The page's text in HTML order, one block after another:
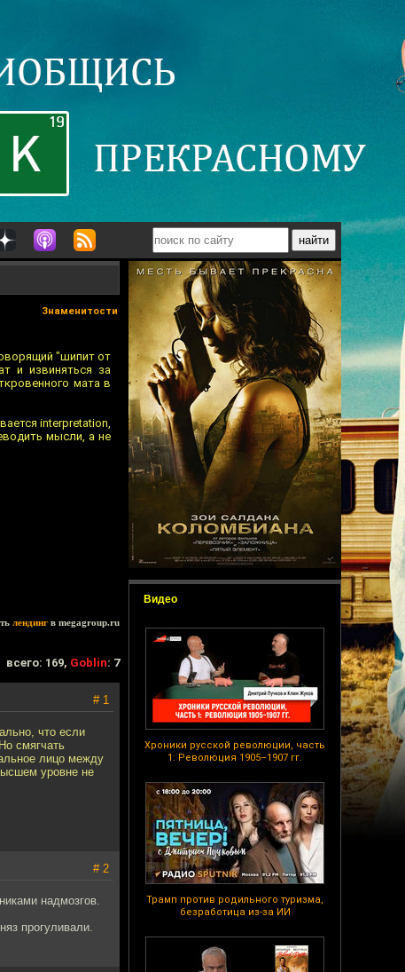
Видео
Хроники русской революции, часть
1: Революция 1905–1907 гг.
Трамп против родильного туризма,
безработица из-за ИИ
Знаменитости
"шипит от
и извиняться за
мата в
interpretation,
мысли, а не
лендинг в megagroup.ru
всего: 169, Goblin: 7
# 1
что если
смягчать
лицо между
уровне не
# 2
надмозгов.
прогуливали.